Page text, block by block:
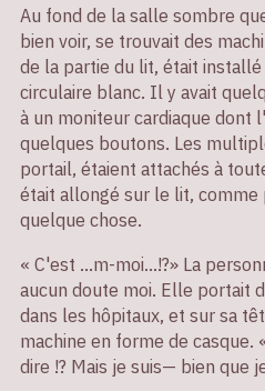
Au fond de la salle sombre
bien voir, se trouvait des
de la partie du lit, était
circulaire blanc. Il y avait
à un moniteur cardiaque dont
quelques boutons. Les
portail, étaient attachés à
était allongé sur le lit, comme
quelque chose.
« C'est ...m-moi...!?» La
aucun doute moi. Elle portait
dans les hôpitaux, et sur sa
machine en forme de casque.
dire !? Mais je suis— bien que